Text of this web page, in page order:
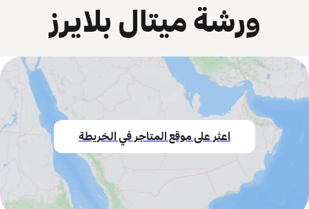
ورشة ميتال بلايرز
اعثر على موقع المتاجر في الخريطة